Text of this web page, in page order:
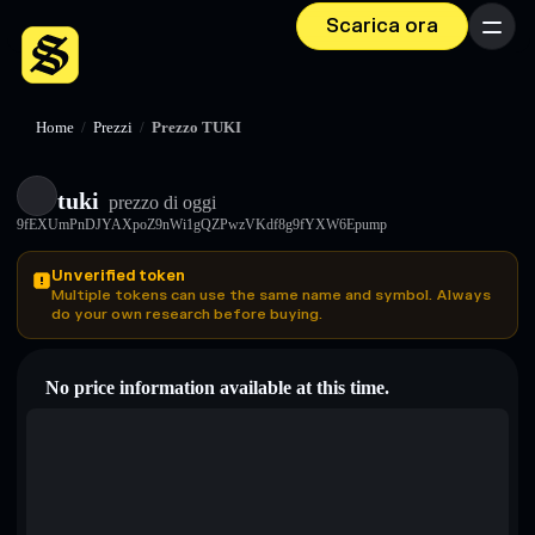
Scarica ora Menu
Home / Prezzi / Prezzo TUKI
tuki prezzo di oggi
9fEXUmPnDJYAXpoZ9nWi1gQZPwzVKdf8g9fYXW6Epump
Unverified token
Multiple tokens can use the same name and symbol. Always
do your own research before buying.
No price information available at this time.